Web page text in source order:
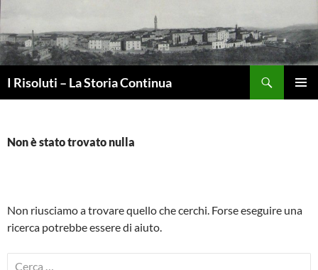
Vai
contenuto
I Risoluti – La Storia Continua
Non è stato trovato nulla
Non riusciamo a trovare quello che cerchi. Forse eseguire una
ricerca potrebbe essere di aiuto.
Ricerca